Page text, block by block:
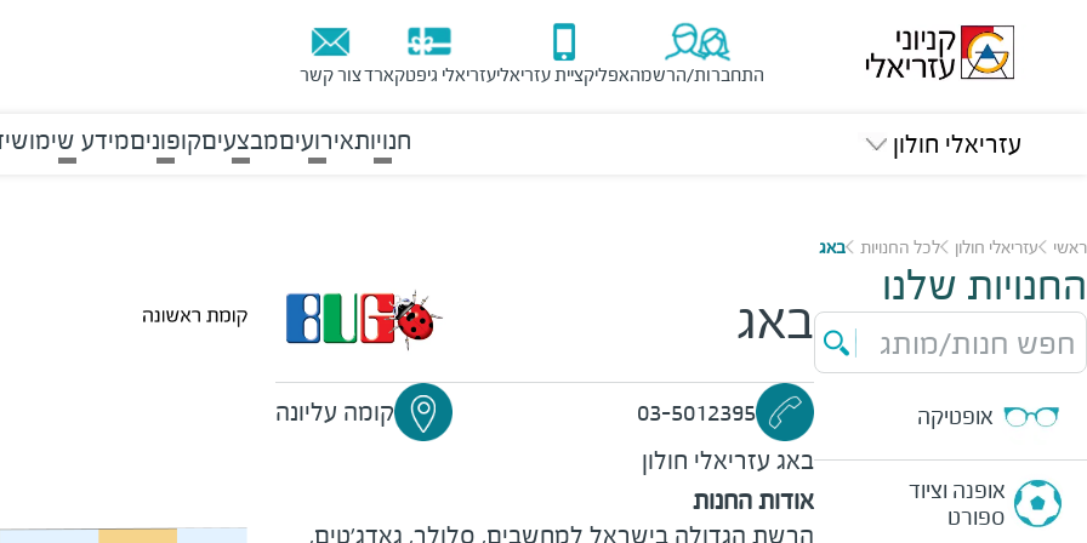
התחברות/הרשמהאפליקציית עזריאליעזריאלי גיפטקארדצור קשר
עזריאלי חולון חנויותאירועיםמבצעיםקופוניםמידע שימושי
ראשי עזריאלי חולון לכל החנויות באג
החנויות שלנו
חפש חנות/מותג
אופטיקה
אופנה וציוד
ספורט
באג
03-5012395
קומה עליונה
באג עזריאלי חולון
אודות החנות
הרשת הגדולה בישראל למחשבים, סלולר, גאדג'טים,